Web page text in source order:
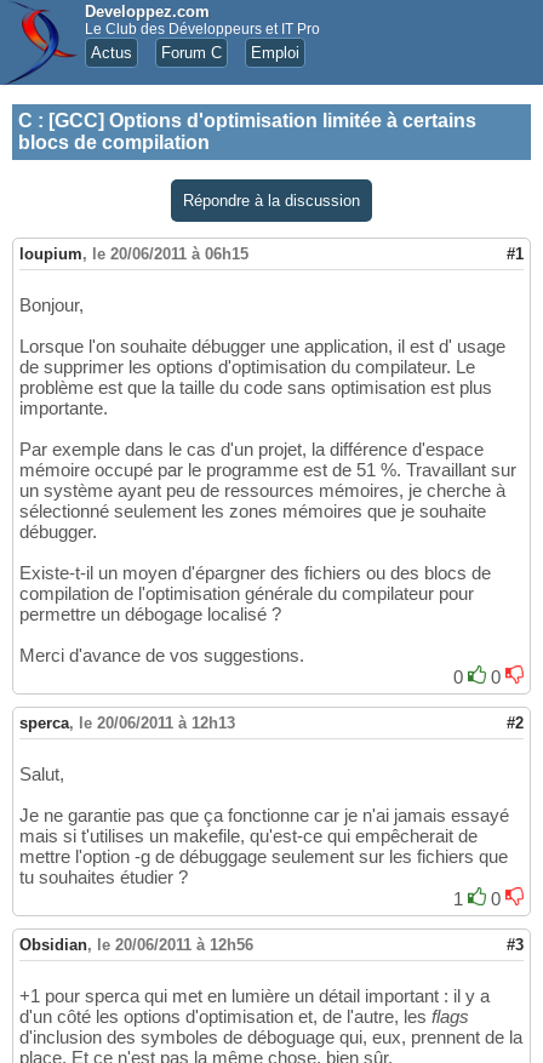
Developpez.com
Le Club des Développeurs et IT Pro
Actus Forum C Emploi
C : [GCC] Options d'optimisation limitée à certains
blocs de compilation
Répondre à la discussion
loupium, le 20/06/2011 à 06h15 #1
Bonjour,
Lorsque l'on souhaite débugger une application, il est d' usage
de supprimer les options d'optimisation du compilateur. Le
problème est que la taille du code sans optimisation est plus
importante.
Par exemple dans le cas d'un projet, la différence d'espace
mémoire occupé par le programme est de 51 %. Travaillant sur
un système ayant peu de ressources mémoires, je cherche à
sélectionné seulement les zones mémoires que je souhaite
débugger.
Existe-t-il un moyen d'épargner des fichiers ou des blocs de
compilation de l'optimisation générale du compilateur pour
permettre un débogage localisé ?
Merci d'avance de vos suggestions.
0
0
sperca, le 20/06/2011 à 12h13 #2
Salut,
Je ne garantie pas que ça fonctionne car je n'ai jamais essayé
mais si t'utilises un makefile, qu'est-ce qui empêcherait de
mettre l'option -g de débuggage seulement sur les fichiers que
tu souhaites étudier ?
1
0
Obsidian, le 20/06/2011 à 12h56 #3
+1 pour sperca qui met en lumière un détail important : il y a
d'un côté les options d'optimisation et, de l'autre, les flags
d'inclusion des symboles de déboguage qui, eux, prennent de la
place. Et ce n'est pas la même chose, bien sûr.